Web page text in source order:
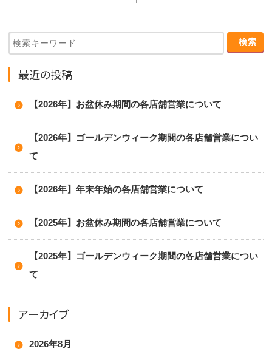
最近の投稿
【2026年】お盆休み期間の各店舗営業について
【2026年】ゴールデンウィーク期間の各店舗営業につい
て
【2026年】年末年始の各店舗営業について
【2025年】お盆休み期間の各店舗営業について
【2025年】ゴールデンウィーク期間の各店舗営業につい
て
アーカイブ
2026年8月